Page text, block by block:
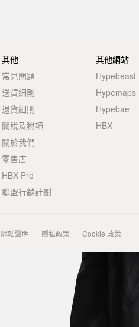
其他
常見問題
送貨細則
退貨細則
關稅及稅項
關於我們
零售店
HBX Pro
聯盟行銷計劃
其他網站
Hypebeast
Hypemaps
Hypebae
HBX
網站聲明 隱私政策 Cookie 政策